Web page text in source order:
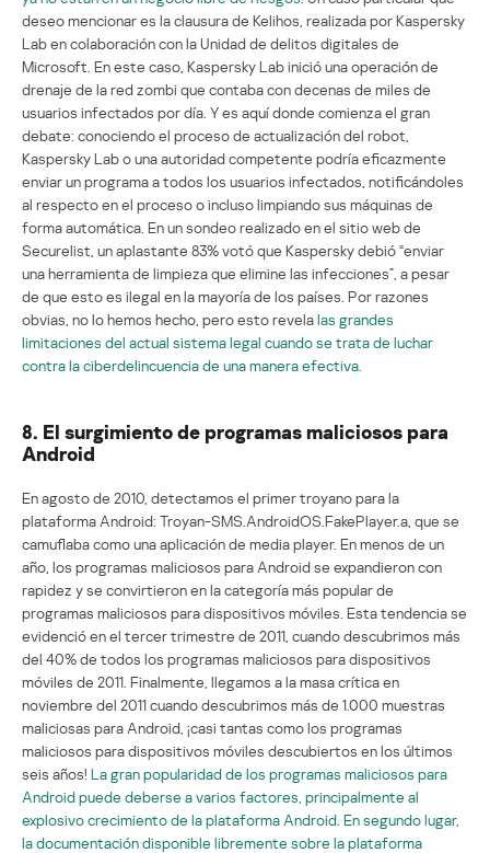
deseo mencionar es la clausura de Kelihos, realizada por Kaspersky
Lab en colaboración con la Unidad de delitos digitales de
Microsoft. En este caso, Kaspersky Lab inició una operación de
drenaje de la red zombi que contaba con decenas de miles de
usuarios infectados por día. Y es aquí donde comienza el gran
debate: conociendo el proceso de actualización del robot,
Kaspersky Lab o una autoridad competente podría eficazmente
enviar un programa a todos los usuarios infectados, notificándoles
al respecto en el proceso o incluso limpiando sus máquinas de
forma automática. En un sondeo realizado en el sitio web de
Securelist, un aplastante 83% votó que Kaspersky debió “enviar
una herramienta de limpieza que elimine las infecciones”, a pesar
de que esto es ilegal en la mayoría de los países. Por razones
obvias, no lo hemos hecho, pero esto revelalas grandes
limitaciones del actual sistema legal cuando se trata de luchar
contra la ciberdelincuencia de una manera efectiva.
8. El surgimiento de programas maliciosos para
Android
En agosto de 2010, detectamos el primer troyano para la
plataforma Android: Troyan-SMS.AndroidOS.FakePlayer.a, que se
camuflaba como una aplicación de media player. En menos de un
año, los programas maliciosos para Android se expandieron con
rapidez y se convirtieron en la categoría más popular de
programas maliciosos para dispositivos móviles. Esta tendencia se
evidenció en el tercer trimestre de 2011, cuando descubrimos más
del 40% de todos los programas maliciosos para dispositivos
móviles de 2011. Finalmente, llegamos a la masa crítica en
noviembre del 2011 cuando descubrimos más de 1.000 muestras
maliciosas para Android, ¡casi tantas como los programas
maliciosos para dispositivos móviles descubiertos en los últimos
seis años! La gran popularidad de los programas maliciosos para
Android puede deberse a varios factores, principalmente al
explosivo crecimiento de la plataforma Android. En segundo lugar,
la documentación disponible libremente sobre la plataforma